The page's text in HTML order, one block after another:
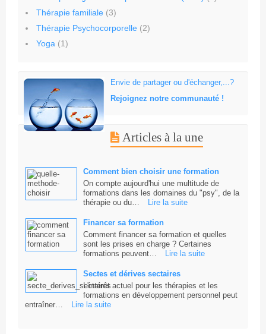
Thérapie familiale (3)
Thérapie Psychocorporelle (2)
Yoga (1)
Envie de partager ou d'échanger,...?
Rejoignez notre communauté !
Articles à la une
Comment bien choisir une formation
On compte aujourd'hui une multitude de
formations dans les domaines du "psy", de la
thérapie ou du…
Lire la suite
Financer sa formation
Comment financer sa formation et quelles
sont les prises en charge ? Certaines
formations peuvent…
Lire la suite
Sectes et dérives sectaires
L'intérêt actuel pour les thérapies et les
formations en développement personnel peut
entraîner…
Lire la suite